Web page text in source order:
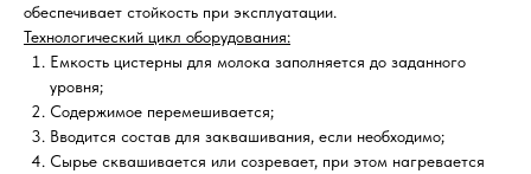
обеспечивает стойкость при эксплуатации.
Технологический цикл оборудования:
Емкость цистерны для молока заполняется до заданного
уровня;
Содержимое перемешивается;
Вводится состав для заквашивания, если необходимо;
Сырье сквашивается или созревает, при этом нагревается